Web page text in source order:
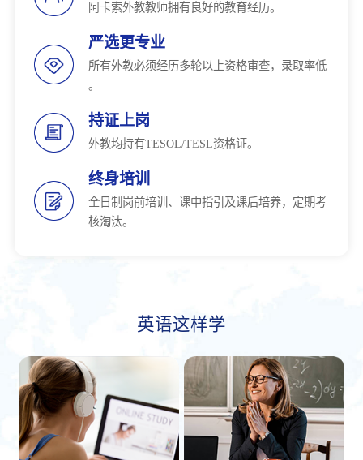
阿卡索外教教师拥有良好的教育经历。
严选更专业
所有外教必须经历多轮以上资格审查，录取率低
。
持证上岗
外教均持有TESOL/TESL资格证。
终身培训
全日制岗前培训、课中指引及课后培养，定期考
核淘汰。
英语这样学